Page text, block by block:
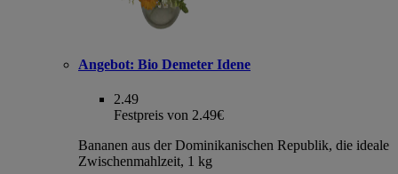
Angebot: Bio Demeter Idene
2.49
Festpreis von 2.49€
Bananen aus der Dominikanischen Republik, die ideale
Zwischenmahlzeit, 1 kg